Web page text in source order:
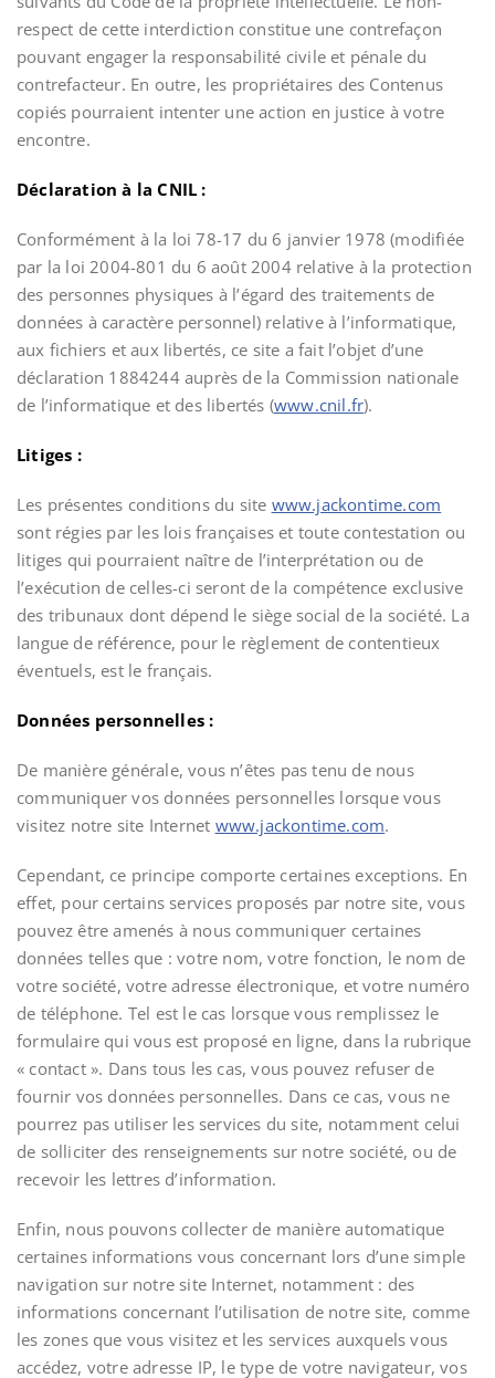
respect de cette interdiction constitue une contrefaçon
pouvant engager la responsabilité civile et pénale du
contrefacteur. En outre, les propriétaires des Contenus
copiés pourraient intenter une action en justice à votre
encontre.
Déclaration à la CNIL :
Conformément à la loi 78-17 du 6 janvier 1978 (modifiée
par la loi 2004-801 du 6 août 2004 relative à la protection
des personnes physiques à l’égard des traitements de
données à caractère personnel) relative à l’informatique,
aux fichiers et aux libertés, ce site a fait l’objet d’une
déclaration 1884244 auprès de la Commission nationale
de l’informatique et des libertés (www.cnil.fr).
Litiges :
Les présentes conditions du site www.jackontime.com
sont régies par les lois françaises et toute contestation ou
litiges qui pourraient naître de l’interprétation ou de
l’exécution de celles-ci seront de la compétence exclusive
des tribunaux dont dépend le siège social de la société. La
langue de référence, pour le règlement de contentieux
éventuels, est le français.
Données personnelles :
De manière générale, vous n’êtes pas tenu de nous
communiquer vos données personnelles lorsque vous
visitez notre site Internet www.jackontime.com.
Cependant, ce principe comporte certaines exceptions. En
effet, pour certains services proposés par notre site, vous
pouvez être amenés à nous communiquer certaines
données telles que : votre nom, votre fonction, le nom de
votre société, votre adresse électronique, et votre numéro
de téléphone. Tel est le cas lorsque vous remplissez le
formulaire qui vous est proposé en ligne, dans la rubrique
« contact ». Dans tous les cas, vous pouvez refuser de
fournir vos données personnelles. Dans ce cas, vous ne
pourrez pas utiliser les services du site, notamment celui
de solliciter des renseignements sur notre société, ou de
recevoir les lettres d’information.
Enfin, nous pouvons collecter de manière automatique
certaines informations vous concernant lors d’une simple
navigation sur notre site Internet, notamment : des
informations concernant l’utilisation de notre site, comme
les zones que vous visitez et les services auxquels vous
accédez, votre adresse IP, le type de votre navigateur, vos